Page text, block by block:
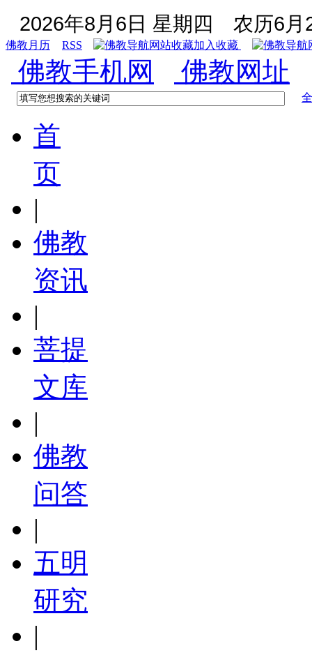
2026年8月6日 星期四 农历6月
佛教月历 RSS 加入收藏
佛教手机网 佛教网址
首
页
|
佛教
资讯
|
菩提
文库
|
佛教
问答
|
五明
研究
|